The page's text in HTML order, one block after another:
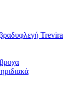
Trevira